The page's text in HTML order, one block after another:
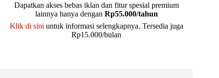
Dapatkan akses bebas iklan dan fitur spesial premium
lainnya hanya dengan Rp55.000/tahun
Klik di sini untuk informasi selengkapnya. Tersedia juga
Rp15.000/bulan